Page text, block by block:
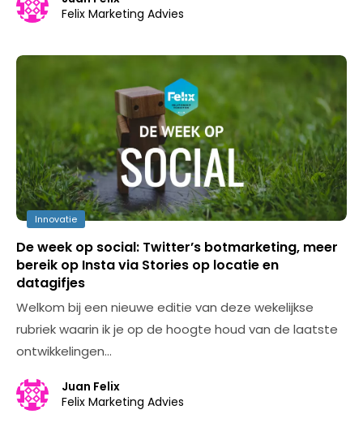
Felix Marketing Advies
Innovatie
De week op social: Twitter’s botmarketing, meer
bereik op Insta via Stories op locatie en
datagifjes
Welkom bij een nieuwe editie van deze wekelijkse
rubriek waarin ik je op de hoogte houd van de laatste
ontwikkelingen…
Juan Felix
Felix Marketing Advies